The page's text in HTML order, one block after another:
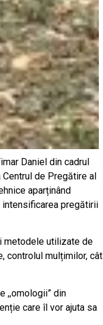
Daniel din cadrul
de Pregătire al
aparținând
intensificarea pregătirii
metodele utilizate de
controlul mulțimilor, cât
,,omologii” din
care îl vor ajuta sa